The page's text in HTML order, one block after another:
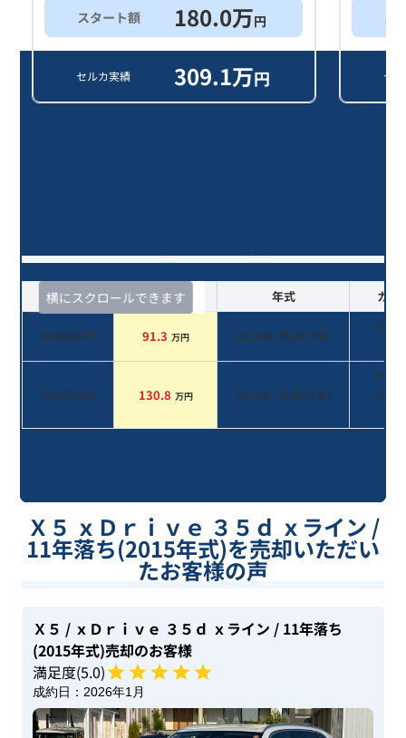
スタート額 180.0万円
セルカ実績 309.1万円
ス
セ
横にスクロールできます
査定時期 セルカ実績 年式 カラ
2026年3月 91.3 万円 2015年 (平成27年)
ブラ
2026年1月 130.8 万円 2015年 (平成27年)
アル
ホワ
Ｘ５ ｘＤｒｉｖｅ ３５ｄ ｘライン /
11年落ち(2015年式)を売却いただい
たお客様の声
Ｘ５ / ｘＤｒｉｖｅ ３５ｄ ｘライン / 11年落ち
(2015年式)売却のお客様
満足度(5.0)
成約日： 2026年1月